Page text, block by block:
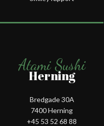
Atami Sushi
Herning
Bredgade 30A
7400 Herning
+45 53 52 68 88